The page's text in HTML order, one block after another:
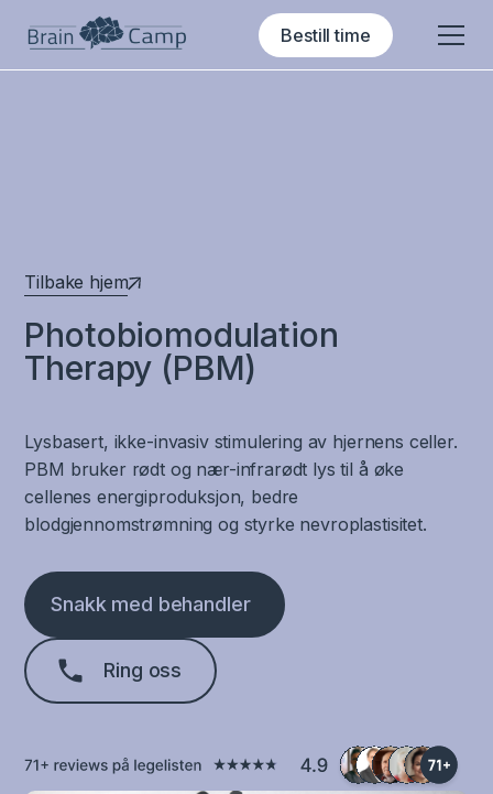
Bestill time
Tilbake hjem
Photobiomodulation
Therapy (PBM)
Lysbasert, ikke-invasiv stimulering av hjernens celler.
PBM bruker rødt og nær-infrarødt lys til å øke
cellenes energiproduksjon, bedre
blodgjennomstrømning og styrke nevroplastisitet.
Snakk med behandler
Ring oss